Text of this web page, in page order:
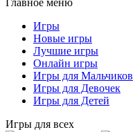
Игры
Новые игры
Лучшие игры
Онлайн игры
Игры для Мальчиков
Игры для Девочек
Игры для Детей
Игры для всех